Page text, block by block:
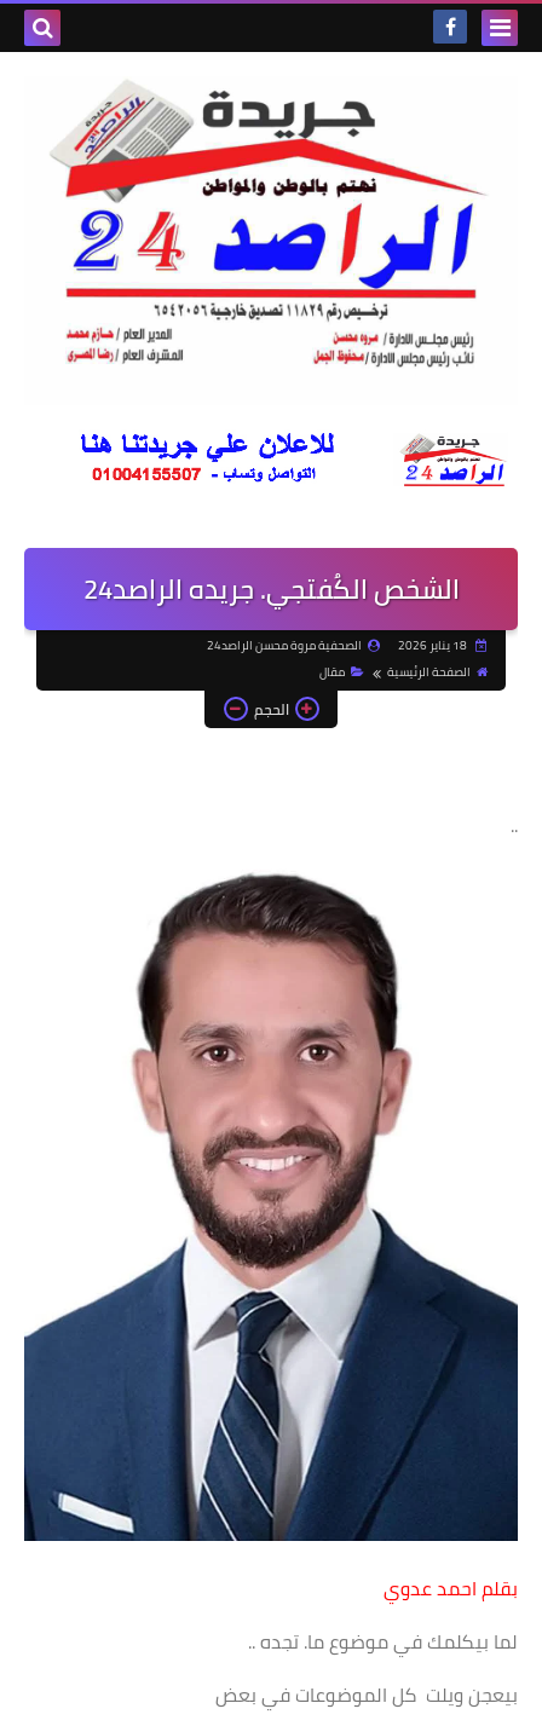
الشخص الكُفتجي. جريده الراصد24
18 يناير 2026
الصحفية مروة محسن الراصد24
الصفحة الرئيسية
مقال
الحجم
..
بقلم احمد عدوي
لما بيكلمك في موضوع ما. تجده ..
بيعجن ويلت كل الموضوعات في بعض